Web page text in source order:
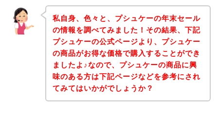
私自身、色々と、プシュケーの年末セール
の情報を調べてみました！その結果、下記
プシュケーの公式ページより、プシュケー
の商品がお得な価格で購入することができ
ましたよ♪なので、プシュケーの商品に興
味のある方は下記ページなどを参考にされ
てみてはいかがでしょうか？